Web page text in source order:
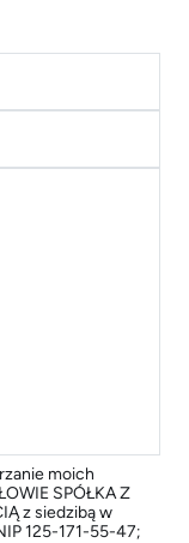
moich
SPÓŁKA Z
z siedzibą w
125-171-55-47;